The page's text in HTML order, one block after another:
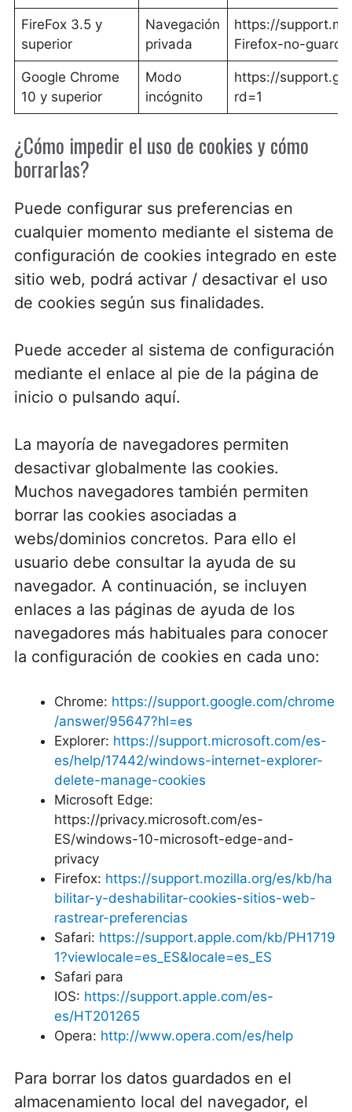
FireFox 3.5 y
superior
Navegación
privada
https://
Firefox-no-
Google Chrome
10 y superior
Modo
incógnito
https://
rd=1
¿Cómo impedir el uso de cookies y cómo
borrarlas?
Puede configurar sus preferencias en
cualquier momento mediante el sistema de
configuración de cookies integrado en este
sitio web, podrá activar / desactivar el uso
de cookies según sus finalidades.
Puede acceder al sistema de configuración
mediante el enlace al pie de la página de
inicio o pulsando aquí.
La mayoría de navegadores permiten
desactivar globalmente las cookies.
Muchos navegadores también permiten
borrar las cookies asociadas a
webs/dominios concretos. Para ello el
usuario debe consultar la ayuda de su
navegador. A continuación, se incluyen
enlaces a las páginas de ayuda de los
navegadores más habituales para conocer
la configuración de cookies en cada uno:
Chrome: https://support.google.com/chrome
/answer/95647?hl=es
Explorer: https://support.microsoft.com/es-
es/help/17442/windows-internet-explorer-
delete-manage-cookies
Microsoft Edge:
https://privacy.microsoft.com/es-
ES/windows-10-microsoft-edge-and-
privacy
Firefox: https://support.mozilla.org/es/kb/ha
bilitar-y-deshabilitar-cookies-sitios-web-
rastrear-preferencias
Safari: https://support.apple.com/kb/PH1719
1?viewlocale=es_ES&locale=es_ES
Safari para
IOS: https://support.apple.com/es-
es/HT201265
Opera: http://www.opera.com/es/help
Para borrar los datos guardados en el
almacenamiento local del navegador, el